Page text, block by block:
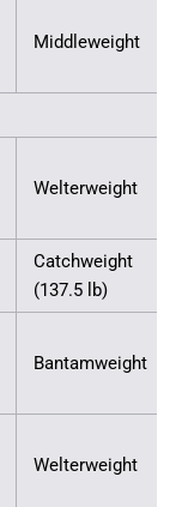
Middleweight
Welterweight
Catchweight
(137.5 lb)
Bantamweight
Welterweight